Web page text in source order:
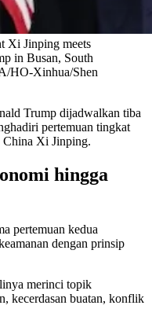
Xi Jinping meets
in Busan, South
HO-Xinhua/Shen
Trump dijadwalkan tiba
pertemuan tingkat
China Xi Jinping.
hingga
pertemuan kedua
dengan prinsip
merinci topik
kecerdasan buatan, konflik